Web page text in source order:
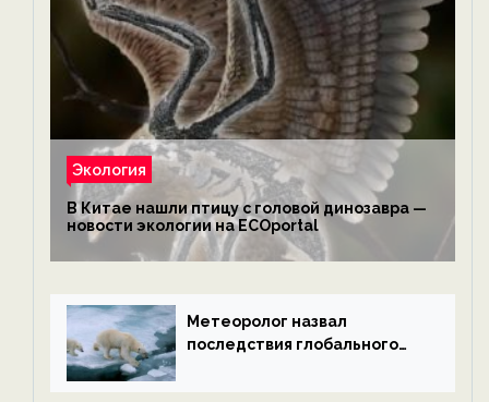
Экология
В Китае нашли птицу с головой динозавра —
новости экологии на ECOportal
Метеоролог назвал
последствия глобального